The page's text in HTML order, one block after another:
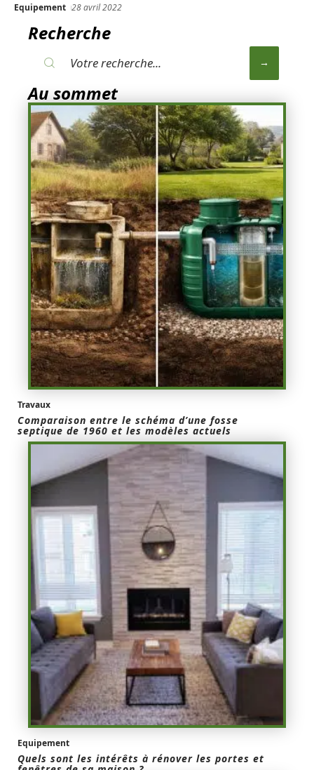
Equipement 28 avril 2022
Recherche
Au sommet
Travaux
Comparaison entre le schéma d’une fosse
septique de 1960 et les modèles actuels
Equipement
Quels sont les intérêts à rénover les portes et